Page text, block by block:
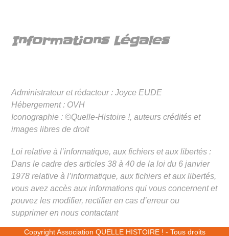
Informations Légales
Administrateur et rédacteur : Joyce EUDE
Hébergement : OVH
Iconographie : ©Quelle-Histoire !, auteurs crédités et
images libres de droit
Loi relative à l’informatique, aux fichiers et aux libertés :
Dans le cadre des articles 38 à 40 de la loi du 6 janvier
1978 relative à l’informatique, aux fichiers et aux libertés,
vous avez accès aux informations qui vous concernent et
pouvez les modifier, rectifier en cas d’erreur ou
supprimer en nous contactant
CopyrightAssociation QUELLE HISTOIRE ! - Tous droits